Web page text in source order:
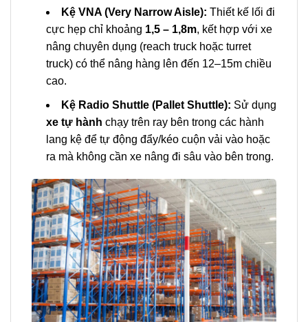
Kệ VNA (Very Narrow Aisle): Thiết kế lối đi
cực hẹp chỉ khoảng 1,5 – 1,8m, kết hợp với xe
nâng chuyên dụng (reach truck hoặc turret
truck) có thể nâng hàng lên đến 12–15m chiều
cao.
Kệ Radio Shuttle (Pallet Shuttle): Sử dụng
xe tự hành chạy trên ray bên trong các hành
lang kệ để tự động đẩy/kéo cuộn vải vào hoặc
ra mà không cần xe nâng đi sâu vào bên trong.